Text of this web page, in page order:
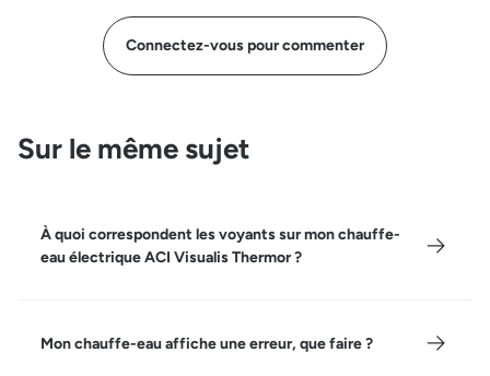
Connectez-vous pour commenter
Sur le même sujet
À quoi correspondent les voyants sur mon chauffe-
eau électrique ACI Visualis Thermor ?
Mon chauffe-eau affiche une erreur, que faire ?